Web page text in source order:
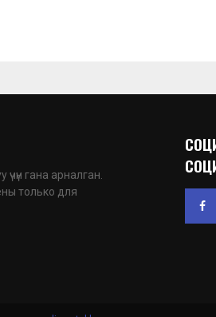
гана арналган.
только для